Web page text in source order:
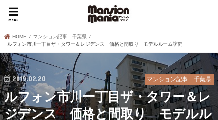
menu
HOME
マンション記事 千葉県
ルフォン市川一丁目ザ・タワー＆レジデンス 価格と間取り モデルルーム訪問
マンション記事 千葉県
2019.02.20
ルフォン市川一丁目ザ・タワー＆レ
ジデンス 価格と間取り モデルル